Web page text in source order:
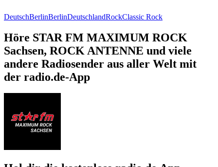
DeutschBerlinBerlinDeutschlandRockClassic Rock
Höre STAR FM MAXIMUM ROCK
Sachsen, ROCK ANTENNE und viele
andere Radiosender aus aller Welt mit
der radio.de-App